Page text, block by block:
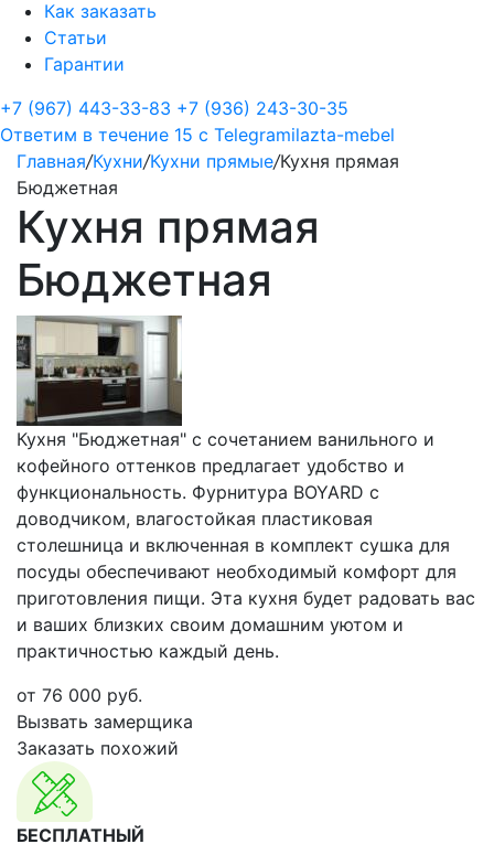
Как заказать
Статьи
Гарантии
+7 (967) 443-33-83 +7 (936) 243-30-35
Ответим в течение 15 с Telegramilazta-mebel
Главная/Кухни/Кухни прямые/Кухня прямая
Бюджетная
Кухня прямая
Бюджетная
Кухня "Бюджетная" с сочетанием ванильного и
кофейного оттенков предлагает удобство и
функциональность. Фурнитура BOYARD с
доводчиком, влагостойкая пластиковая
столешница и включенная в комплект сушка для
посуды обеспечивают необходимый комфорт для
приготовления пищи. Эта кухня будет радовать вас
и ваших близких своим домашним уютом и
практичностью каждый день.
от 76 000 руб.
Вызвать замерщика
Заказать похожий
БЕСПЛАТНЫЙ